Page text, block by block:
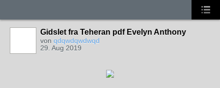
Gidslet fra Teheran pdf Evelyn Anthony
von qdqwdqwdwqd
29. Aug 2019